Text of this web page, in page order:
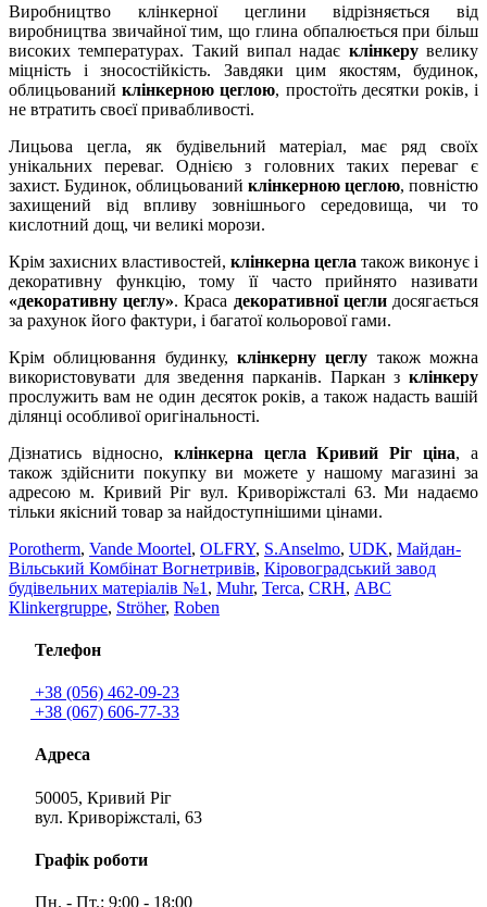
Виробництво клінкерної цеглини відрізняється від
виробництва звичайної тим, що глина обпалюється при більш
високих температурах. Такий випал надає клінкерувелику
міцність і зносостійкість. Завдяки цим якостям, будинок,
облицьованийклінкерною цеглою, простоїть десятки років, і
не втратить своєї привабливості.
Лицьова цегла, як будівельний матеріал, має ряд своїх
унікальних переваг. Однією з головних таких переваг є
захист. Будинок, облицьований клінкерною цеглою, повністю
захищений від впливу зовнішнього середовища, чи то
кислотний дощ, чи великі морози.
Крім захисних властивостей, клінкерна цегла також виконує і
декоративну функцію, тому її часто прийнято називати
«декоративну цеглу». Краса декоративної цеглидосягається
за рахунок його фактури, і багатої кольорової гами.
Крім облицювання будинку, клінкерну цеглу також можна
використовувати для зведення парканів. Паркан з клінкеру
прослужить вам не один десяток років, а також надасть вашій
ділянці особливої ​​оригінальності.
Дізнатись відносно, клінкерна цегла Кривий Ріг ціна, а
також здійснити покупку ви можете у нашому магазині за
адресою м. Кривий Ріг вул. Криворіжсталі 63. Ми надаємо
тільки якісний товар за найдоступнішими цінами.
Porotherm, Vande Moortel, OLFRY, S.Anselmo, UDK, Майдан-
Вільський Комбінат Вогнетривів, Кіровоградський завод
будівельних матеріалів №1 , Muhr, Terca, CRH, АВС
Кlinkergruppe, Ströher, Roben
Телефон
+38 (056) 462-09-23
+38 (067) 606-77-33
Адреса
50005, Кривий Ріг
вул. Криворіжсталі, 63
Графік роботи
Пн. - Пт.: 9:00 - 18:00